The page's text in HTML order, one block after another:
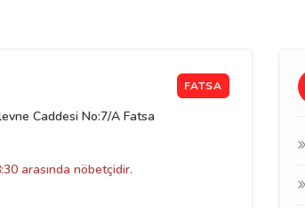
FATSA
Caddesi No:7/A Fatsa
arasında nöbetçidir.